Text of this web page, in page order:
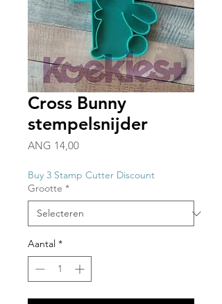
Cross Bunny
stempelsnijder
ANG 14,00Prijs
Buy 3 Stamp Cutter Discount
Grootte *
Aantal *